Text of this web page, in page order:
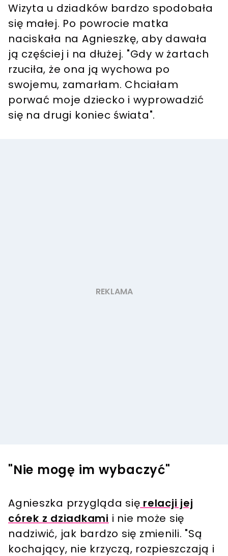
Wizyta u dziadków bardzo spodobała
się małej. Po powrocie matka
naciskała na Agnieszkę, aby dawała
ją częściej i na dłużej. "Gdy w żartach
rzuciła, że ona ją wychowa po
swojemu, zamarłam. Chciałam
porwać moje dziecko i wyprowadzić
się na drugi koniec świata".
"Nie mogę im wybaczyć"
Agnieszka przygląda się relacji jej
córek z dziadkami i nie może się
nadziwić, jak bardzo się zmienili. "Są
kochający, nie krzyczą, rozpieszczają i